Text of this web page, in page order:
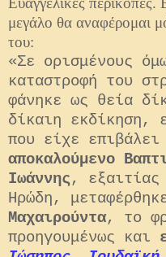
μεγάλο θα αναφέρομαι
του:
«Σε ορισμένους
καταστροφή του
φάνηκε ως θεία
δίκαιη εκδίκηση,
που είχε επιβάλει
αποκαλούμενο
Ιωάννης, εξαιτίας
Ηρώδη,
Μαχαιρούντα, το
προηγουμένως και